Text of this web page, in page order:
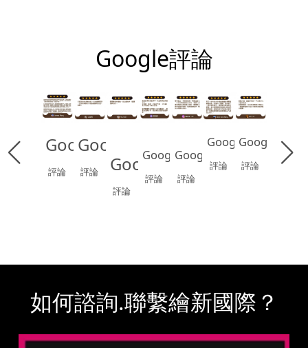
Google評論
Google
評論
Google
評論 Google
評論
Google
評論
Google
評論
Google
評論
Google
評論
如何諮詢.聯繫繪新國際？